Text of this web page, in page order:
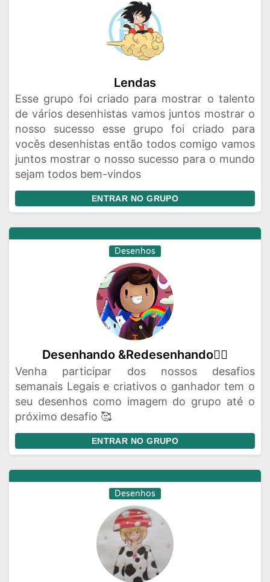
Lendas
Esse grupo foi criado para mostrar o talento
de vários desenhistas vamos juntos mostrar o
nosso sucesso esse grupo foi criado para
vocês desenhistas então todos comigo vamos
juntos mostrar o nosso sucesso para o mundo
sejam todos bem-vindos
ENTRAR NO GRUPO
Desenhos
Desenhando &Redesenhando❤️‍🔥
Venha participar dos nossos desafios
semanais Legais e criativos o ganhador tem o
seu desenhos como imagem do grupo até o
próximo desafio 🥰
ENTRAR NO GRUPO
Desenhos